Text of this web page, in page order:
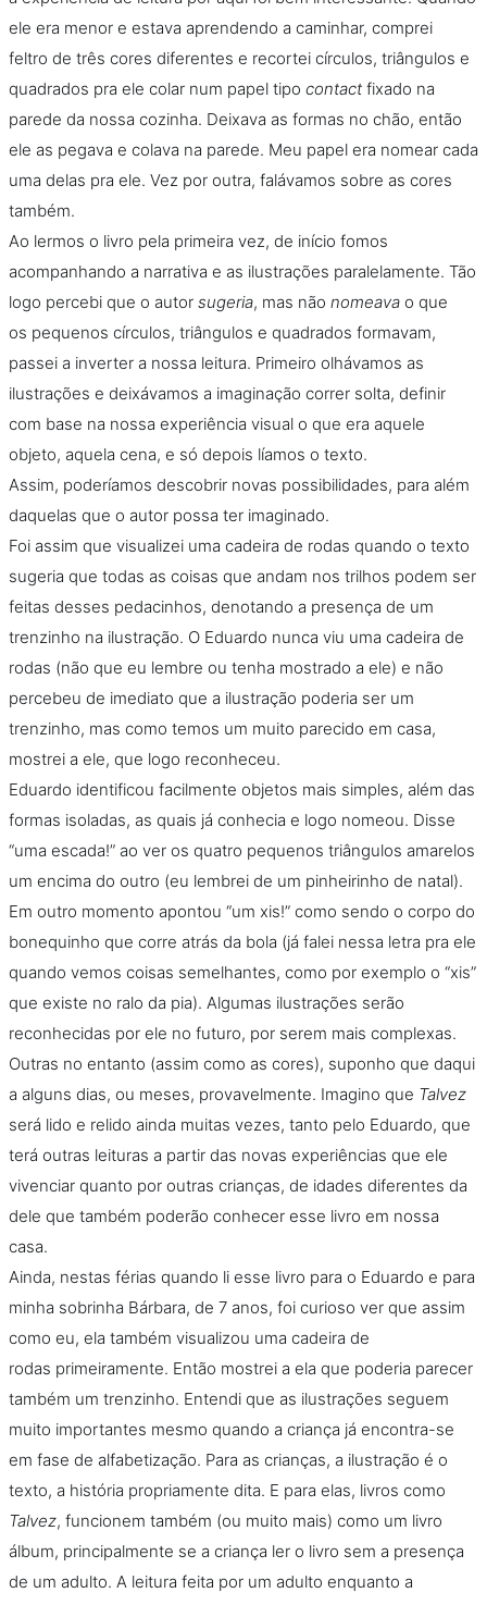
ele era menor e estava aprendendo a caminhar, comprei
feltro de três cores diferentes e recortei círculos, triângulos e
quadrados pra ele colar num papel tipo contact fixado na
parede da nossa cozinha. Deixava as formas no chão, então
ele as pegava e colava na parede. Meu papel era nomear cada
uma delas pra ele. Vez por outra, falávamos sobre as cores
também.
Ao lermos o livro pela primeira vez, de início fomos
acompanhando a narrativa e as ilustrações paralelamente. Tão
logo percebi que o autor sugeria, mas não nomeava o que
os pequenos círculos, triângulos e quadrados formavam,
passei a inverter a nossa leitura. Primeiro olhávamos as
ilustrações e deixávamos a imaginação correr solta, definir
com base na nossa experiência visual o que era aquele
objeto, aquela cena, e só depois líamos o texto.
Assim, poderíamos descobrir novas possibilidades, para além
daquelas que o autor possa ter imaginado.
Foi assim que visualizei uma cadeira de rodas quando o texto
sugeria que todas as coisas que andam nos trilhos podem ser
feitas desses pedacinhos, denotando a presença de um
trenzinho na ilustração. O Eduardo nunca viu uma cadeira de
rodas (não que eu lembre ou tenha mostrado a ele) e não
percebeu de imediato que a ilustração poderia ser um
trenzinho, mas como temos um muito parecido em casa,
mostrei a ele, que logo reconheceu.
Eduardo identificou facilmente objetos mais simples, além das
formas isoladas, as quais já conhecia e logo nomeou. Disse
“uma escada!” ao ver os quatro pequenos triângulos amarelos
um encima do outro (eu lembrei de um pinheirinho de natal).
Em outro momento apontou “um xis!” como sendo o corpo do
bonequinho que corre atrás da bola (já falei nessa letra pra ele
quando vemos coisas semelhantes, como por exemplo o “xis”
que existe no ralo da pia). Algumas ilustrações serão
reconhecidas por ele no futuro, por serem mais complexas.
Outras no entanto (assim como as cores), suponho que daqui
a alguns dias, ou meses, provavelmente. Imagino que Talvez
será lido e relido ainda muitas vezes, tanto pelo Eduardo, que
terá outras leituras a partir das novas experiências que ele
vivenciar quanto por outras crianças, de idades diferentes da
dele que também poderão conhecer esse livro em nossa
casa.
Ainda, nestas férias quando li esse livro para o Eduardo e para
minha sobrinha Bárbara, de 7 anos, foi curioso ver que assim
como eu, ela também visualizou uma cadeira de
rodas primeiramente. Então mostrei a ela que poderia parecer
também um trenzinho. Entendi que as ilustrações seguem
muito importantes mesmo quando a criança já encontra-se
em fase de alfabetização. Para as crianças, a ilustração é o
texto, a história propriamente dita. E para elas, livros como
Talvez, funcionem também (ou muito mais) como um livro
álbum, principalmente se a criança ler o livro sem a presença
de um adulto. A leitura feita por um adulto enquanto a